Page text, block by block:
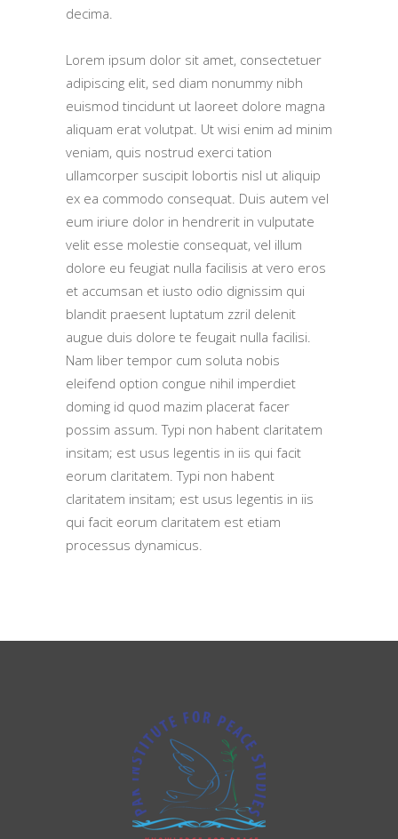
decima.
Lorem ipsum dolor sit amet, consectetuer
adipiscing elit, sed diam nonummy nibh
euismod tincidunt ut laoreet dolore magna
aliquam erat volutpat. Ut wisi enim ad minim
veniam, quis nostrud exerci tation
ullamcorper suscipit lobortis nisl ut aliquip
ex ea commodo consequat. Duis autem vel
eum iriure dolor in hendrerit in vulputate
velit esse molestie consequat, vel illum
dolore eu feugiat nulla facilisis at vero eros
et accumsan et iusto odio dignissim qui
blandit praesent luptatum zzril delenit
augue duis dolore te feugait nulla facilisi.
Nam liber tempor cum soluta nobis
eleifend option congue nihil imperdiet
doming id quod mazim placerat facer
possim assum. Typi non habent claritatem
insitam; est usus legentis in iis qui facit
eorum claritatem. Typi non habent
claritatem insitam; est usus legentis in iis
qui facit eorum claritatem est etiam
processus dynamicus.